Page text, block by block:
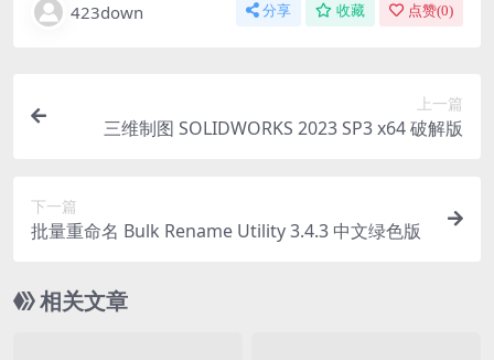
423down 分享 收藏 点赞(0)
上一篇
三维制图 SOLIDWORKS 2023 SP3 x64 破解版
下一篇
批量重命名 Bulk Rename Utility 3.4.3 中文绿色版
相关文章